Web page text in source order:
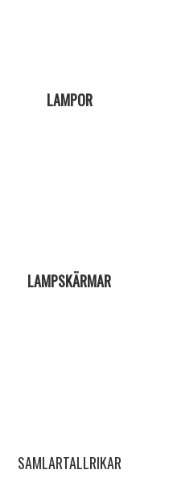
LAMPOR
LAMPSKÄRMAR
SAMLARTALLRIKAR